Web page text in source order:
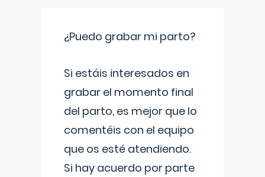
¿Puedo grabar mi parto?
Si estáis interesados en
grabar el momento final
del parto, es mejor que lo
comentéis con el equipo
que os esté atendiendo.
Si hay acuerdo por parte